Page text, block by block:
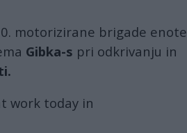
motorizirane brigade enote
Gibka-s pri odkrivanju in
work today in